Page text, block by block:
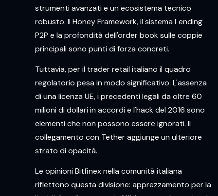
strumenti avanzati e un ecosistema tecnico
robusto. Il Honey Framework, il sistema Lending
P2P e la profondità dell'order book sulle coppie
principali sono punti di forza concreti.
Tuttavia, per il trader retail italiano il quadro
regolatorio pesa in modo significativo. L'assenza
di una licenza UE, i precedenti legali da oltre 60
milioni di dollari in accordi e l'hack del 2016 sono
elementi che non possono essere ignorati. Il
collegamento con Tether aggiunge un ulteriore
strato di opacità.
Le opinioni Bitfinex nella comunità italiana
riflettono questa divisione: apprezzamento per la